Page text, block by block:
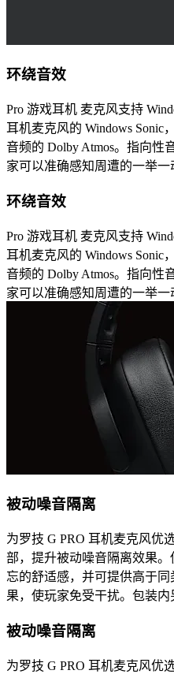
环绕音效
Pro 游戏耳机 麦克风支持
耳机麦克风的 Windows Sonic
音频的 Dolby Atmos。指向性
家可以准确感知周遭的一举一
环绕音效
Pro 游戏耳机 麦克风支持
耳机麦克风的 Windows Sonic
音频的 Dolby Atmos。指向性
家可以准确感知周遭的一举一
被动噪音隔离
为罗技 G PRO 耳机麦克风优
部，提升被动噪音隔离效果
忘的舒适感，并可提供高于
果，使玩家免受干扰。包装内
被动噪音隔离
为罗技 G PRO 耳机麦克风优